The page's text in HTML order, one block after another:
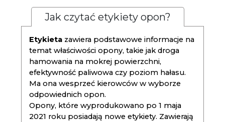
Jak czytać etykiety opon?
Etykieta zawiera podstawowe informacje na
temat właściwości opony, takie jak droga
hamowania na mokrej powierzchni,
efektywność paliwowa czy poziom hałasu.
Ma ona wesprzeć kierowców w wyborze
odpowiednich opon.
Opony, które wyprodukowano po 1 maja
2021 roku posiadają nowe etykiety. Zawierają